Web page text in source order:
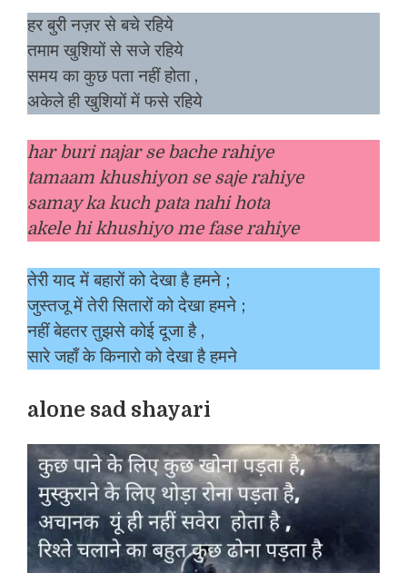
हर बुरी नज़र से बचे रहिये
तमाम खुशियों से सजे रहिये
समय का कुछ पता नहीं होता ,
अकेले ही खुशियों में फसे रहिये
har buri najar se bache rahiye
tamaam khushiyon se saje rahiye
samay ka kuch pata nahi hota
akele hi khushiyo me fase rahiye
तेरी याद में बहारों को देखा है हमने ;
जुस्तजू में तेरी सितारों को देखा हमने ;
नहीं बेहतर तुझसे कोई दूजा है ,
सारे जहाँ के किनारो को देखा है हमने
alone sad shayari